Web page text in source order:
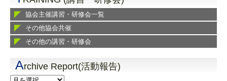
協会主催講習・研修会一覧
その他協会共催
その他の講習・研修会
Archive Report(活動報告)